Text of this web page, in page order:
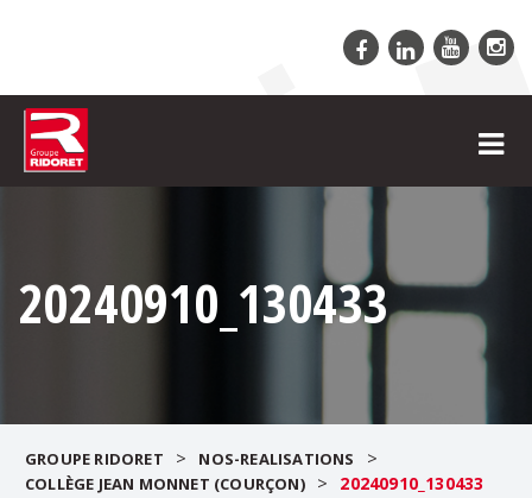
20240910_130433
GROUPE RIDORET > NOS-REALISATIONS >
COLLÈGE JEAN MONNET (COURÇON) > 20240910_130433